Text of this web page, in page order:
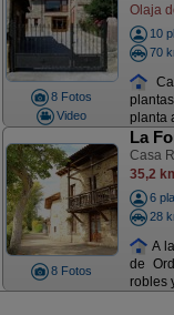
8 Fotos
Video
Olaja
10
70
planta
8 Fotos
La
Casa
35,2
6
28
A
de
robles